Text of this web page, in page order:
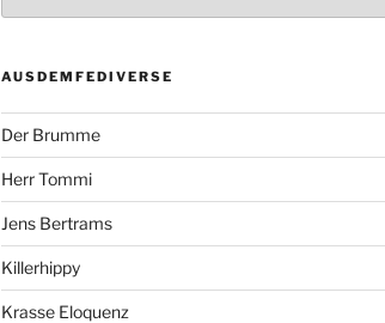
AUSDEMFEDIVERSE
Der Brumme
Herr Tommi
Jens Bertrams
Killerhippy
Krasse Eloquenz